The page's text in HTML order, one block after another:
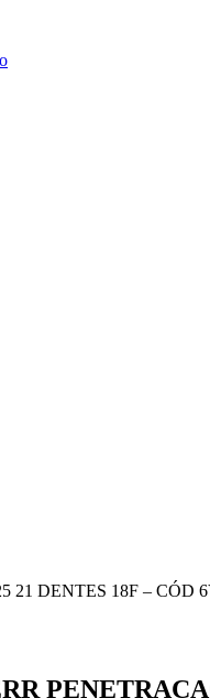
21 DENTES 18F – CÓD